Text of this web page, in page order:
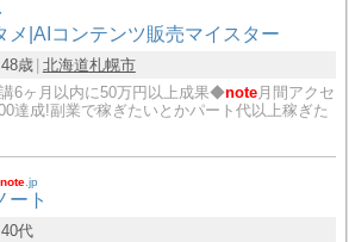
メ|AIコンテンツ販売マイスター
48歳 北海道札幌市
6ヶ月以内に50万円以上成果◆note月間アクセ
達成!副業で稼ぎたいとかパート代以上稼ぎた
note.jp
ート
40代